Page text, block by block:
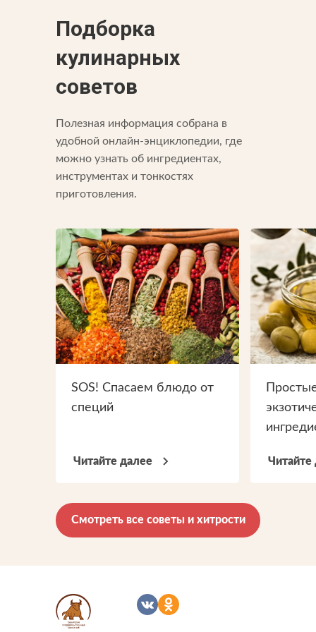
Подборка
кулинарных
советов
Полезная информация собрана в
удобной онлайн-энциклопедии, где
можно узнать об ингредиентах,
инструментах и тонкостях
приготовления.
SOS! Спасаем блюдо от
специй
Читайте далее Читайте
Смотреть все советы и хитрости